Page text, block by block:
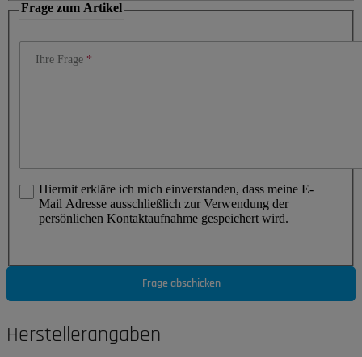
Frage zum Artikel
Ihre Frage
Hiermit erkläre ich mich einverstanden, dass meine E-
Mail Adresse ausschließlich zur Verwendung der
persönlichen Kontaktaufnahme gespeichert wird.
Frage abschicken
Herstellerangaben